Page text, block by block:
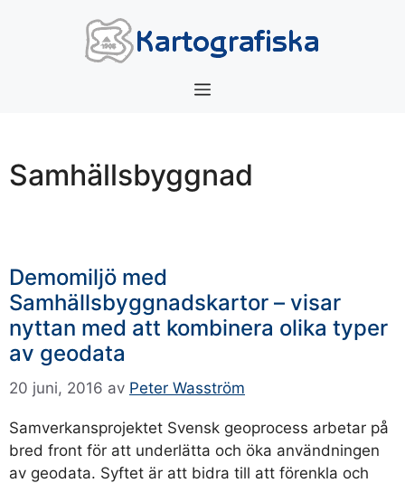
Meny
Samhällsbyggnad
Demomiljö med
Samhällsbyggnadskartor – visar
nyttan med att kombinera olika typer
av geodata
20 juni, 2016 av Peter Wasström
Samverkansprojektet Svensk geoprocess arbetar på
bred front för att underlätta och öka användningen
av geodata. Syftet är att bidra till att förenkla och